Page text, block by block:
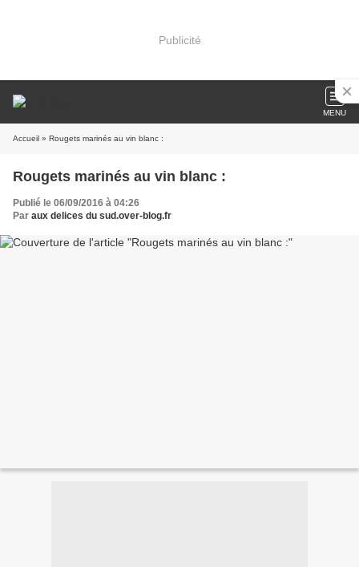
Publicité
MENU
Accueil » Rougets marinés au vin blanc :
Rougets marinés au vin blanc :
Publié le 06/09/2016 à 04:26
Par aux delices du sud.over-blog.fr